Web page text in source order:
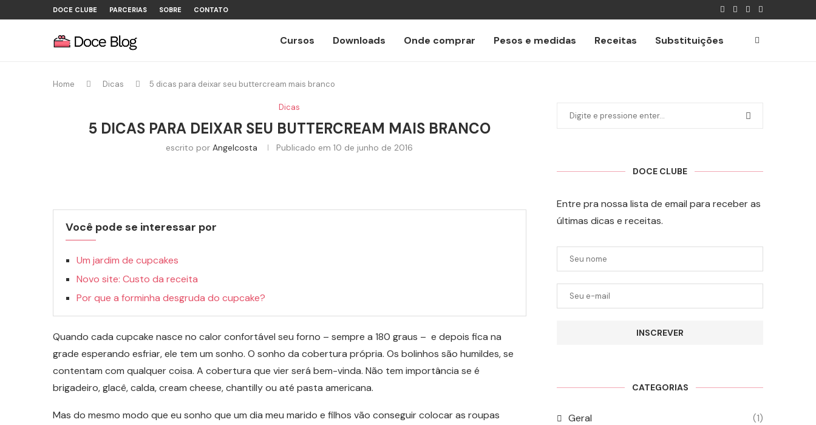
DOCE CLUBE PARCERIAS SOBRE CONTATO
Cursos Downloads Onde comprar Pesos e medidas Receitas Substituições
Home Dicas 5 dicas para deixar seu buttercream mais branco
Dicas
5 DICAS PARA DEIXAR SEU BUTTERCREAM MAIS BRANCO
escrito porAngelcosta Publicado em 10 de junho de 2016
Você pode se interessar por
Um jardim de cupcakes
Novo site: Custo da receita
Por que a forminha desgruda do cupcake?
Quando cada cupcake nasce no calor confortável seu forno – sempre a 180 graus – e depois fica na
grade esperando esfriar, ele tem um sonho. O sonho da cobertura própria. Os bolinhos são humildes, se
contentam com qualquer coisa. A cobertura que vier será bem-vinda. Não tem importância se é
brigadeiro, glacê, calda, cream cheese, chantilly ou até pasta americana.
Mas do mesmo modo que eu sonho que um dia meu marido e filhos vão conseguir colocar as roupas
DOCE CLUBE
Entre pra nossa lista de email para receber as
últimas dicas e receitas.
INSCREVER
CATEGORIAS
Geral (1)